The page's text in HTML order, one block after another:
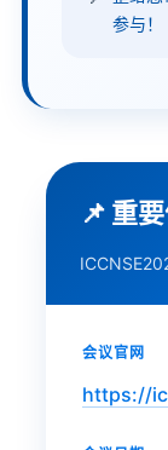
参与！
📌 重
会议官网
https://